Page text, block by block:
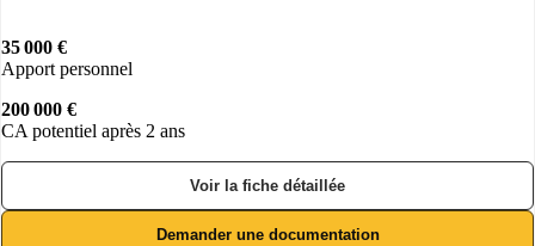
35 000 €
Apport personnel
200 000 €
CA potentiel après 2 ans
Voir la fiche détaillée
Demander une documentation